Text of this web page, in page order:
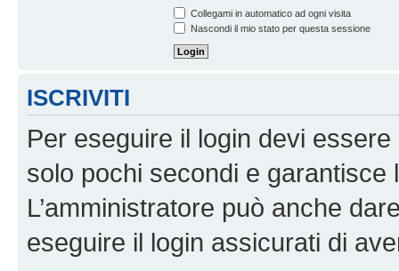
Collegami in automatico ad ogni visita
Nascondi il mio stato per questa sessione
ISCRIVITI
Per eseguire il login devi
solo pochi secondi e garantisce
L’amministratore può anche
eseguire il login assicurati di